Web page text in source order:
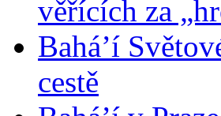
věřících za
Bahá’í
cestě